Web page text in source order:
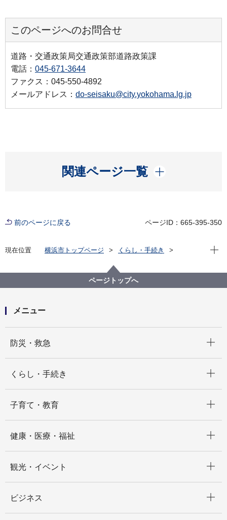
このページへのお問合せ
道路・交通政策局交通政策部道路政策課
電話： 045-671-3644
ファクス：045-550-4892
メールアドレス： do-seisaku@city.yokohama.lg.jp
関連ページ一覧
開く
前のページに戻る ページID：665-395-350
現在位置 横浜市トップページ
くらし・手続き
横浜市の自転車政策について
横浜市自転車駐車場管理運営業務評価委員会
現在
ページトップへ
メニュー
防災・救急
くらし・手続き
子育て・教育
健康・医療・福祉
観光・イベント
ビジネス